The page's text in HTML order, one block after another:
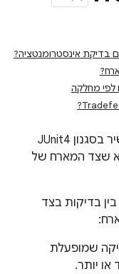
בדיקת אינסטרומנטציה?
בדף הזה מוסבר איך לכתוב בדיקת מכשיר בסגנון JUnit4
שצד המארח של
בדיקות בצד
שמופעלת
יותר.